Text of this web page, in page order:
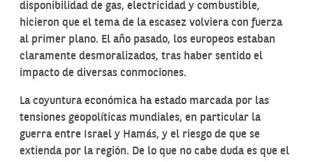
disponibilidad de gas, electricidad y combustible,
hicieron que el tema de la escasez volviera con fuerza
al primer plano. El año pasado, los europeos estaban
claramente desmoralizados, tras haber sentido el
impacto de diversas conmociones.
La coyuntura económica ha estado marcada por las
tensiones geopolíticas mundiales, en particular la
guerra entre Israel y Hamás, y el riesgo de que se
extienda por la región. De lo que no cabe duda es que el